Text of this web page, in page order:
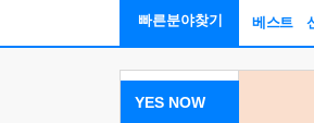
빠른분야찾기 베스트
YES NOW